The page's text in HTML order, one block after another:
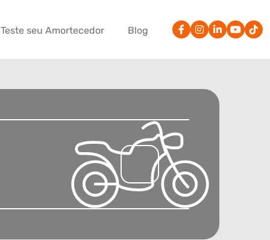
Teste seu Amortecedor Blog